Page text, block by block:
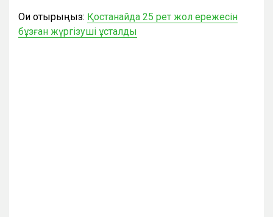
Оқи отырыңыз: Қостанайда 25 рет жол ережесін
бұзған жүргізуші ұсталды